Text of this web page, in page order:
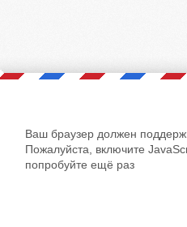
Ваш браузер должен
Пожалуйста, включите
попробуйте ещё раз